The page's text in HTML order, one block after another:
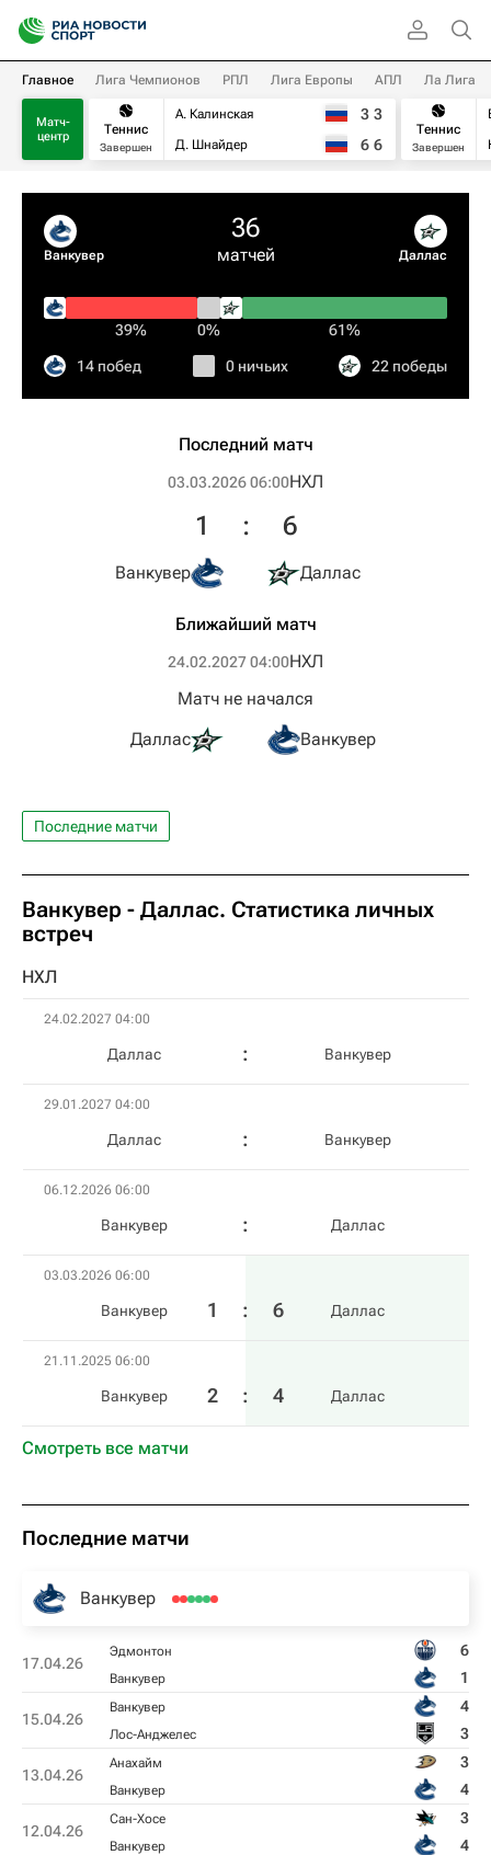
Главное Лига Чемпионов РПЛ Лига Европы АПЛ Ла Лига
Матч-
центр
Теннис
Завершен
А. Калинская
Д. Шнайдер
3 3
6 6
Теннис
Завершен
Ванкувер
36
матчей Даллас
39% 0% 61%
14 побед 0 ничьих 22 победы
Последний матч
03.03.2026 06:00НХЛ
Ванкувер
1 : 6
Даллас
Ближайший матч
24.02.2027 04:00НХЛ
Даллас
Матч не начался
Ванкувер
Последние матчи
Ванкувер - Даллас. Статистика личных
встреч
НХЛ
24.02.2027 04:00
Даллас Ванкувер
29.01.2027 04:00
Даллас Ванкувер
06.12.2026 06:00
Ванкувер Даллас
03.03.2026 06:00
Ванкувер 1 : 6 Даллас
21.11.2025 06:00
Ванкувер 2 : 4 Даллас
Смотреть все матчи
Последние матчи
Ванкувер
17.04.26
Эдмонтон 6
Ванкувер 1
15.04.26
Ванкувер 4
Лос-Анджелес 3
13.04.26
Анахайм 3
Ванкувер 4
12.04.26
Сан-Хосе 3
Ванкувер 4